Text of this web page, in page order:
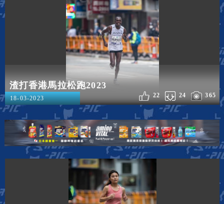
渣打香港馬拉松跑2023
365
24
22
18-03-2023